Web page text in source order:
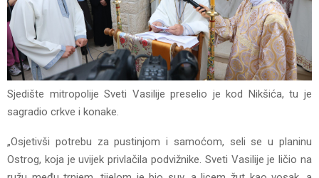
Sjedište mitropolije Sveti Vasilije preselio je kod Nikšića, tu je
sagradio crkve i konake.
„Osjetivši potrebu za pustinjom i samoćom, seli se u planinu
Ostrog, koja je uvijek privlačila podvižnike. Sveti Vasilije je ličio na